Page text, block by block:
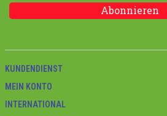
Abonnieren
KUNDENDIENST
MEIN KONTO
INTERNATIONAL